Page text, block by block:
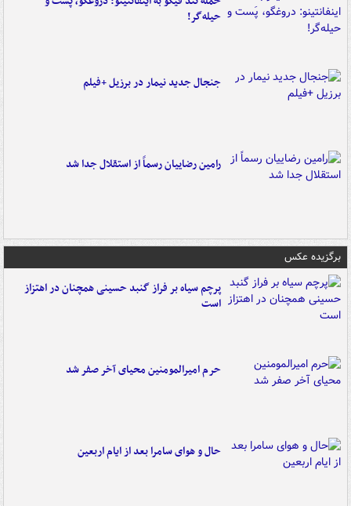
حیله‌گر!
جنجال جدید نیمار در برزیل +فیلم
رامین رضاییان رسماً از استقلال جدا شد
برگزیده عکس
پرچم سیاه بر فراز گنبد حسینی همچنان در اهتزاز
است
حرم امیرالمومنین محیای آخر صفر شد
حال و هوای سامرا بعد از ایام اربعین